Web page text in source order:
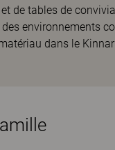
de tables de
environnements
dans le